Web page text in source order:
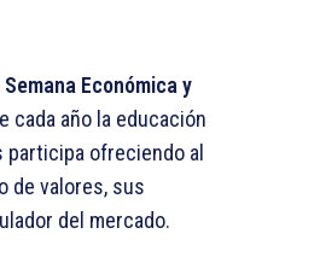
Semana Económica y
cada año la educación
participa ofreciendo al
de valores, sus
del mercado.